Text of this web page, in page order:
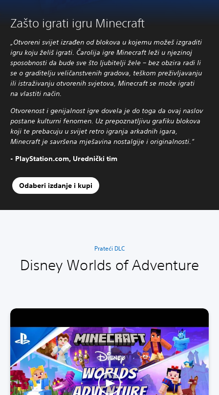
Zašto igrati igru Minecraft
„Otvoreni svijet izrađen od blokova u kojemu možeš izgraditi
igru koju želiš igrati. Čarolija igre Minecraft leži u njezinoj
sposobnosti da bude sve što ljubitelji žele – bez obzira radi li
se o graditelju veličanstvenih gradova, teškom preživljavanju
ili istraživanju otvorenih svjetova, Minecraft se može igrati
na vlastiti način.
Otvorenost i genijalnost igre dovela je do toga da ovaj naslov
postane kulturni fenomen. Uz prepoznatljivu grafiku blokova
koji te prebacuju u svijet retro igranja arkadnih igara,
Minecraft je savršena mješavina nostalgije i originalnosti.“
- PlayStation.com, Urednički tim
Odaberi izdanje i kupi
Prateći DLC
Disney Worlds of Adventure